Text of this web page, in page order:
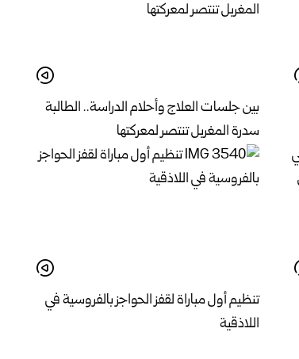
بين جلسات العلاج وأحلام الدراسة.. الطالبة
سدرة المغربل تنتصر لمعركتها
تنظيم أول مباراة لقفز الحواجز بالفروسية في
اللاذقية